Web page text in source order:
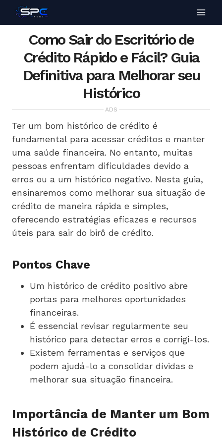
Como Sair do Escritório de
Crédito Rápido e Fácil? Guia
Definitiva para Melhorar seu
Histórico
ADS
Ter um bom histórico de crédito é
fundamental para acessar créditos e manter
uma saúde financeira. No entanto, muitas
pessoas enfrentam dificuldades devido a
erros ou a um histórico negativo. Nesta guia,
ensinaremos como melhorar sua situação de
crédito de maneira rápida e simples,
oferecendo estratégias eficazes e recursos
úteis para sair do birô de crédito.
Pontos Chave
Um histórico de crédito positivo abre
portas para melhores oportunidades
financeiras.
É essencial revisar regularmente seu
histórico para detectar erros e corrigi-los.
Existem ferramentas e serviços que
podem ajudá-lo a consolidar dívidas e
melhorar sua situação financeira.
Importância de Manter um Bom
Histórico de Crédito